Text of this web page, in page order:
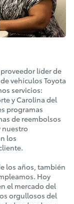
líder de
vehículos Toyota
servicios:
y Carolina del
programas
de reembolsos
nuestro
los
los años, también
Hoy
el mercado del
orgullosos del